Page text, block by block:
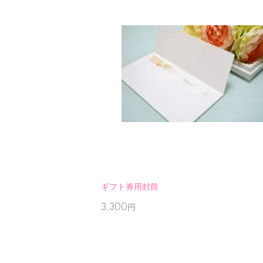
ギフト券用封筒
3,300円